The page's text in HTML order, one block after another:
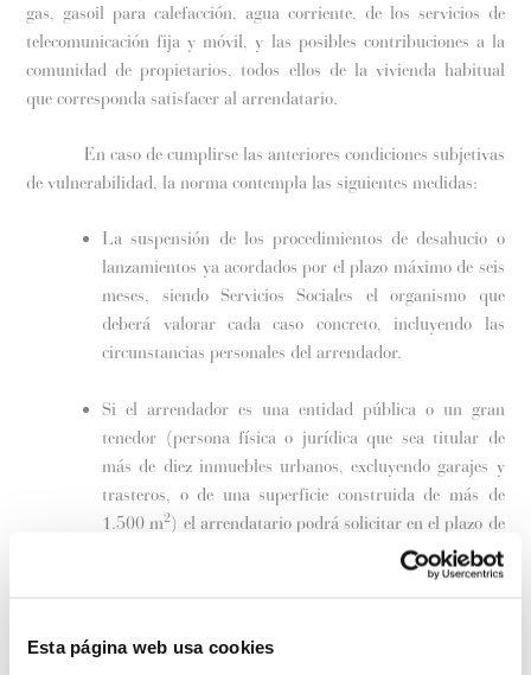
Esta página web usa cookies
gas, gasoil para calefacción, agua corriente, de los servicios de
telecomunicación fija y móvil, y las posibles contribuciones a la
comunidad de propietarios, todos ellos de la vivienda habitual
que corresponda satisfacer al arrendatario.
En caso de cumplirse las anteriores condiciones subjetivas
de vulnerabilidad, la norma contempla las siguientes medidas:
La suspensión de los procedimientos de desahucio o
lanzamientos ya acordados por el plazo máximo de seis
meses, siendo Servicios Sociales el organismo que
deberá valorar cada caso concreto, incluyendo las
circunstancias personales del arrendador.
Si el arrendador es una entidad pública o un gran
tenedor (persona física o jurídica que sea titular de
más de diez inmuebles urbanos, excluyendo garajes y
trasteros, o de una superficie construida de más de
1.500 m2) el arrendatario podrá solicitar en el plazo de
un mes desde ya el aplazamiento extraordinario y
excepcional del pago de la renta. Si las partes no
entre una reducción del 50% del importe de la renta